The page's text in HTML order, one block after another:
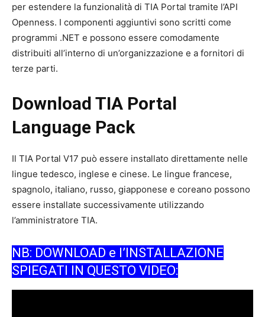
per estendere la funzionalità di TIA Portal tramite l’API
Openness. I componenti aggiuntivi sono scritti come
programmi .NET e possono essere comodamente
distribuiti all’interno di un’organizzazione e a fornitori di
terze parti.
Download TIA Portal
Language Pack
Il TIA Portal V17 può essere installato direttamente nelle
lingue tedesco, inglese e cinese. Le lingue francese,
spagnolo, italiano, russo, giapponese e coreano possono
essere installate successivamente utilizzando
l’amministratore TIA.
NB: DOWNLOAD e l’INSTALLAZIONE
SPIEGATI IN QUESTO VIDEO: